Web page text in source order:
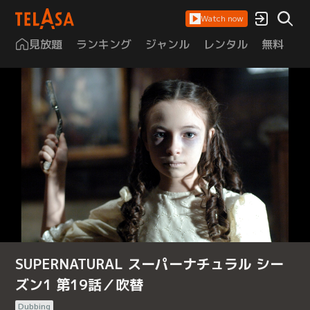
Watch now
見放題 ランキング ジャンル レンタル 無料
SUPERNATURAL スーパーナチュラル シー
ズン1 第19話／吹替
Dubbing